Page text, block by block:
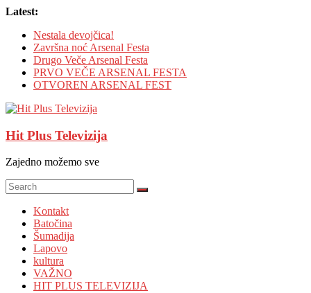
Skip
content
Latest:
Nestala devojčica!
Završna noć Arsenal Festa
Drugo Veče Arsenal Festa
PRVO VEČE ARSENAL FESTA
OTVOREN ARSENAL FEST
Hit Plus Televizija
Zajedno možemo sve
Kontakt
Batočina
Šumadija
Lapovo
kultura
VAŽNO
HIT PLUS TELEVIZIJA